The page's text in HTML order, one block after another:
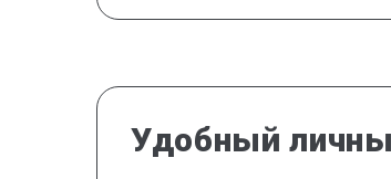
Удобный